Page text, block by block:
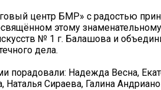
центр БМР» с радостью
этому
№ 1 г. Балашова и
дела.
Надежда Весна,
Сираева, Галина